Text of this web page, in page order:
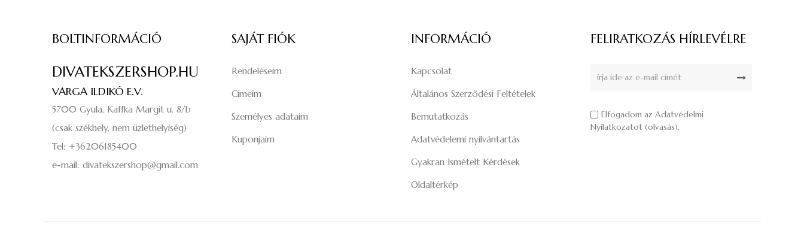
BOLTINFORMÁCIÓ
DIVATEKSZERSHOP.HU
VARGA ILDIKÓ E.V.
5700 Gyula, Kaffka Margit u. 8/b
(csak székhely, nem üzlethelyiség)
Tel: +36206185400
e-mail: divatekszershop@gmail.com
SAJÁT FIÓK
Rendeléseim
Címeim
Személyes adataim
Kuponjaim
INFORMÁCIÓ
Kapcsolat
Általános Szerződési Feltételek
Bemutatkozás
Adatvédelemi nyilvántartás
Gyakran Ismételt Kérdések
Oldaltérkép
FELIRATKOZÁS HÍRLEVÉLRE
Elfogadom az Adatvédelmi
Nyilatkozatot (olvasás).